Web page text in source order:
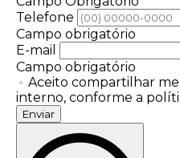
Telefone
Campo obrigatório
E-mail
Campo obrigatório
Aceito compartilhar
interno, conforme a
Enviar